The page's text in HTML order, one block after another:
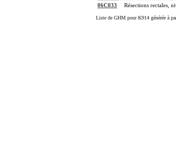
06C033
Résections rectales,
Liste de GHM pour K914 générée à